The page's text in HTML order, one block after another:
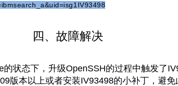
四、故障解决
状态下，升级OpenSSH的过程中触发了
版本以上或者安装IV93498的小补丁，避